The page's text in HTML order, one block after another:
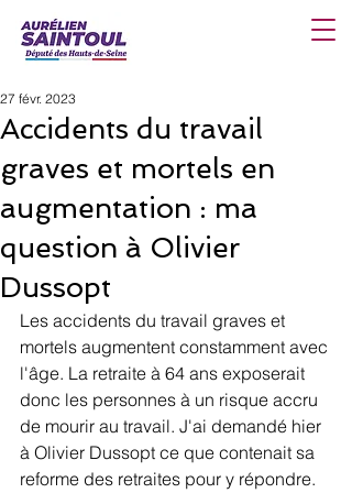
Accidents du travail
graves et mortels en
augmentation : ma
question à Olivier
Dussopt
27 févr. 2023
Les accidents du travail graves et
mortels augmentent constamment avec
l'âge. La retraite à 64 ans exposerait
donc les personnes à un risque accru
de mourir au travail. J'ai demandé hier
à Olivier Dussopt ce que contenait sa
reforme des retraites pour y répondre.